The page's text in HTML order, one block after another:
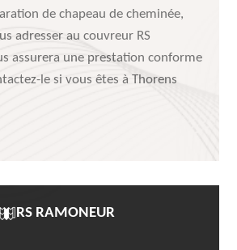
de chapeau de cheminée,
adresser au couvreur RS
assurera une prestation conforme
le si vous êtes à Thorens
RS RAMONEUR